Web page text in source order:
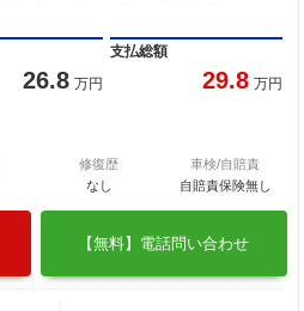
26.8 万円
支払総額
29.8 万円
修復歴
なし
車検/自賠責
自賠責保険無し
【無料】電話問い合わせ